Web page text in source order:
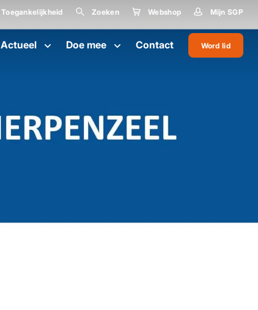
Toegankelijkheid Zoeken Webshop Mijn SGP
Word lid
Actueel Doe mee Contact